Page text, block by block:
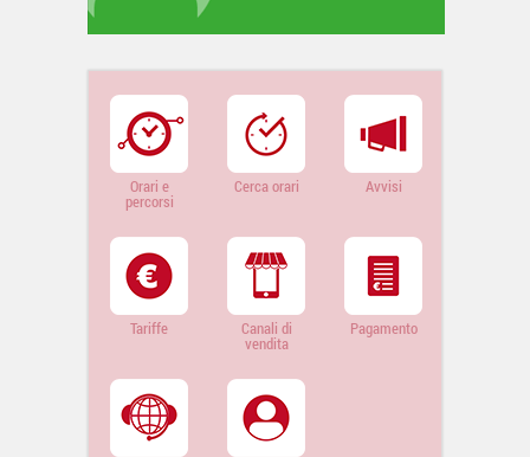
Orari e
percorsi
Cerca orari Avvisi
Tariffe Canali di
vendita
Pagamento